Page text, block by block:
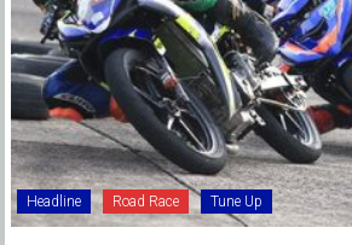
Headline Road Race Tune Up